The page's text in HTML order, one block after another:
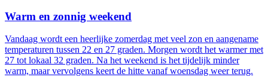
Warm en zonnig weekend
Vandaag wordt een heerlijke zomerdag met veel zon en aangename
temperaturen tussen 22 en 27 graden. Morgen wordt het warmer met
27 tot lokaal 32 graden. Na het weekend is het tijdelijk minder
warm, maar vervolgens keert de hitte vanaf woensdag weer terug.